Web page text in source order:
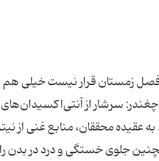
زمستان قرار نیست خیلی
سرشار از
محققان، منابع غنی از
جلوی خستگی و درد در بدن